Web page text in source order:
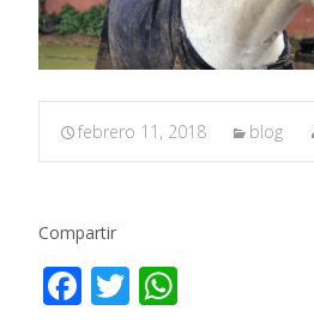
febrero 11, 2018 blog
Compartir
F T